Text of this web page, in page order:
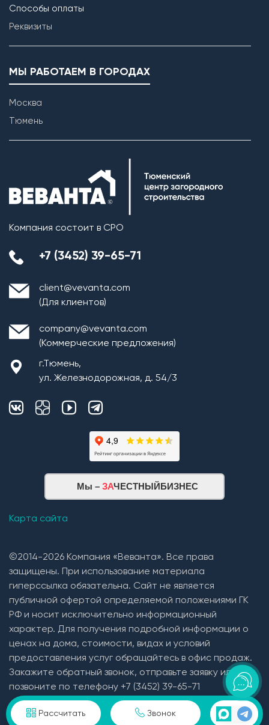
Рассчитать Звонок
Способы оплаты
Реквизиты
МЫ РАБОТАЕМ В ГОРОДАХ
Москва
Тюмень
Компания состоит в СРО
+7 (3452) 39-65-71
client@vevanta.com
(Для клиентов)
company@vevanta.com
(Коммерческие предложения)
г.Тюмень,
ул. Железнодорожная, д. 54/3
Мы – ЗАЧЕСТНЫЙБИЗНЕС
Карта сайта
©2014-2026 Компания «Веванта». Все права
защищены. При использование материала
гиперссылка обязательна. Сайт не является
публичной офертой определяемой положениями ГК
РФ и носит исключительно информационный
характер. Для получения подробной информации о
ценах на дома, стоимости, видах и условий
предоставления услуг обращайтесь в офис продаж.
Закажите обратный звонок, отправьте заявку или
позвоните по телефону +7 (3452) 39-65-71
Пользовательское соглашение и политика